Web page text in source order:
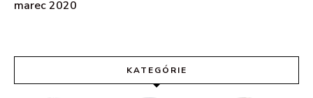
marec 2020
KATEGÓRIE